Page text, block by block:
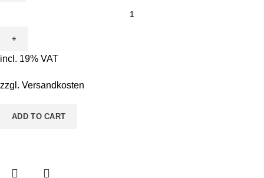
Ausmalen
-
ABC
Jungs
incl. 19% VAT
zzgl. Versandkosten
ADD TO CART